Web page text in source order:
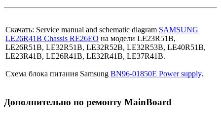
Скачать: Service manual and schematic diagram SAMSUNG
LE26R41B Chassis RE26EO на модели LE23R51B,
LE26R51B, LE32R51B, LE32R52B, LE32R53B, LE40R51B,
LE23R41B, LE26R41B, LE32R41B, LE37R41B.
Схема блока питания Samsung BN96-01850E Power supply.
Дополнительно по ремонту MainBoard